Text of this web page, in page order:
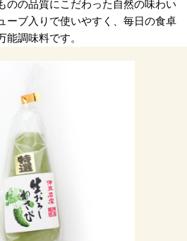
のの品質にこだわった自然の味わい
ーブ入りで使いやすく、毎日の食卓
能調味料です。